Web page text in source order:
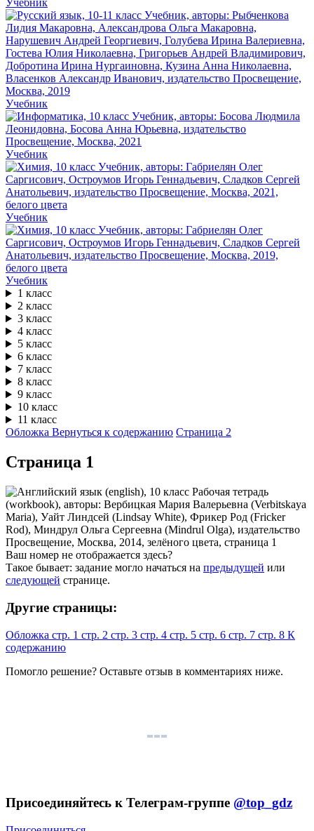
Учебник
Учебник
Учебник
Учебник
Учебник
1 класс
2 класс
3 класс
4 класс
5 класс
6 класс
7 класс
8 класс
9 класс
10 класс
11 класс
Обложка Вернуться к содержанию Страница 2
Cтраница 1
Ваш номер не отображается здесь?
Такое бывает: задание могло начаться на предыдущей или
следующей странице.
Другие страницы:
Обложка стр. 1 стр. 2 стр. 3 стр. 4 стр. 5 стр. 6 стр. 7 стр. 8 К
содержанию
Помогло решение? Оставьте отзыв в комментариях ниже.
Присоединяйтесь к Телеграм-группе @top_gdz